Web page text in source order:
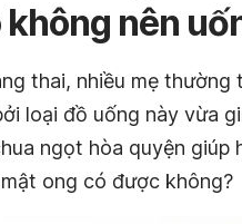
không nên
thai, nhiều mẹ
loại đồ uống này vừa
ngọt hòa quyện giúp
ong có được không?